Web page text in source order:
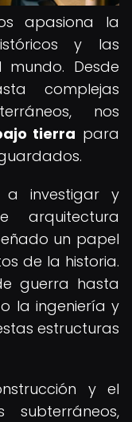
apasiona la
y las
Desde
complejas
nos
tierra para
a investigar y
arquitectura
un papel
de la historia.
guerra hasta
la ingeniería y
estructuras
y el